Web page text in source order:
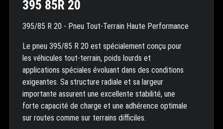
395 85R 20
395/85 R 20 - Pneu Tout-Terrain Haute Performance
Le pneu 395/85 R 20 est spécialement conçu pour
les véhicules tout-terrain, poids lourds et
applications spéciales évoluant dans des conditions
exigeantes. Sa structure radiale et sa largeur
importante assurent une excellente stabilité, une
forte capacité de charge et une adhérence optimale
sur routes comme sur terrains difficiles.